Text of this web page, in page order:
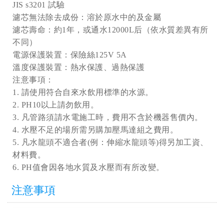
JIS s3201 試驗
濾芯無法除去成份：溶於原水中的及金屬
濾芯壽命：約1年，或通水12000L后（依水質差異有所
不同）
電源保護裝置：保險絲125V 5A
溫度保護裝置：熱水保護、過熱保護
注意事項：
1. 請使用符合自來水飲用標準的水源。
2. PH10以上請勿飲用。
3. 凡管路須請水電施工時，費用不含於機器售價內。
4. 水壓不足的場所需另購加壓馬達組之費用。
5. 凡水龍頭不適合者(例：伸縮水龍頭等)得另加工資、
材料費。
6. PH值會因各地水質及水壓而有所改變。
注意事項